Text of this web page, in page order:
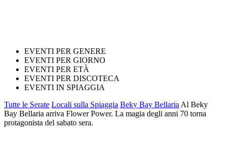
EVENTI PER GENERE
EVENTI PER GIORNO
EVENTI PER ETÀ
EVENTI PER DISCOTECA
EVENTI IN SPIAGGIA
Tutte le Serate Locali sulla Spiaggia Beky Bay Bellaria Al Beky
Bay Bellaria arriva Flower Power. La magia degli anni 70 torna
protagonista del sabato sera.